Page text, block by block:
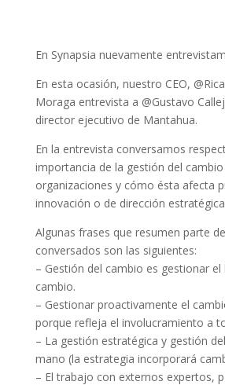
En Synapsia nuevamente
En esta ocasión, nuestro CEO,
Moraga entrevista a @Gustavo
director ejecutivo de Mantahua.
En la entrevista conversamos
importancia de la gestión del cambio
organizaciones y cómo ésta afecta
innovación o de dirección
Algunas frases que resumen parte
conversados son las siguientes:
– Gestión del cambio es gestionar
cambio.
– Gestionar proactivamente el
porque refleja el involucramiento a
– La gestión estratégica y gestión
mano (la estrategia incorporará
– El trabajo con externos expertos,